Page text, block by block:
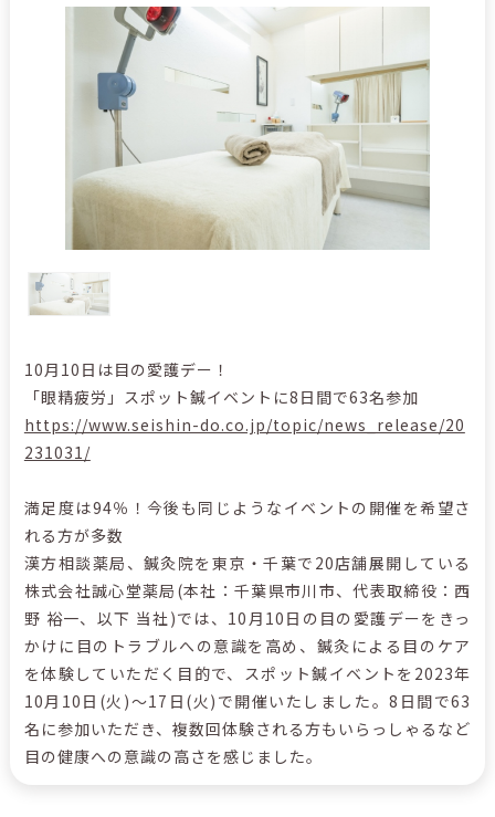
10月10日は目の愛護デー！
「眼精疲労」スポット鍼イベントに8日間で63名参加
https://www.seishin-do.co.jp/topic/news_release/20
231031/
満足度は94％！今後も同じようなイベントの開催を希望さ
れる方が多数
漢方相談薬局、鍼灸院を東京・千葉で20店舗展開している
株式会社誠心堂薬局(本社：千葉県市川市、代表取締役：西
野 裕一、以下 当社)では、10月10日の目の愛護デーをきっ
かけに目のトラブルへの意識を高め、鍼灸による目のケア
を体験していただく目的で、スポット鍼イベントを2023年
10月10日(火)～17日(火)で開催いたしました。8日間で63
名に参加いただき、複数回体験される方もいらっしゃるなど
目の健康への意識の高さを感じました。